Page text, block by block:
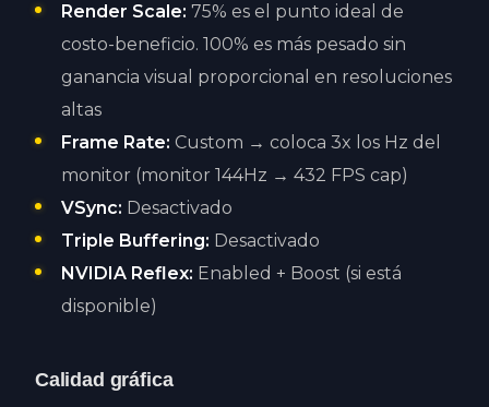
Render Scale: 75% es el punto ideal de
costo-beneficio. 100% es más pesado sin
ganancia visual proporcional en resoluciones
altas
Frame Rate: Custom → coloca 3x los Hz del
monitor (monitor 144Hz → 432 FPS cap)
VSync: Desactivado
Triple Buffering: Desactivado
NVIDIA Reflex: Enabled + Boost (si está
disponible)
Calidad gráfica